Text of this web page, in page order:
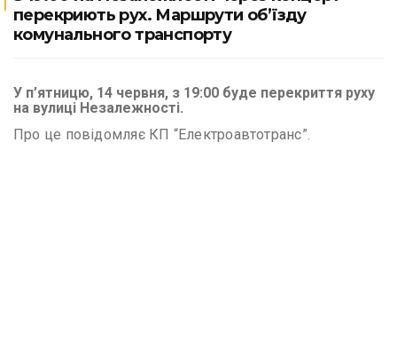
перекриють рух. Маршрути об’їзду
комунального транспорту
У п’ятницю, 14 червня, з 19:00 буде перекриття руху
на вулиці Незалежності.
Про це повідомляє КП “Електроавтотранс”.